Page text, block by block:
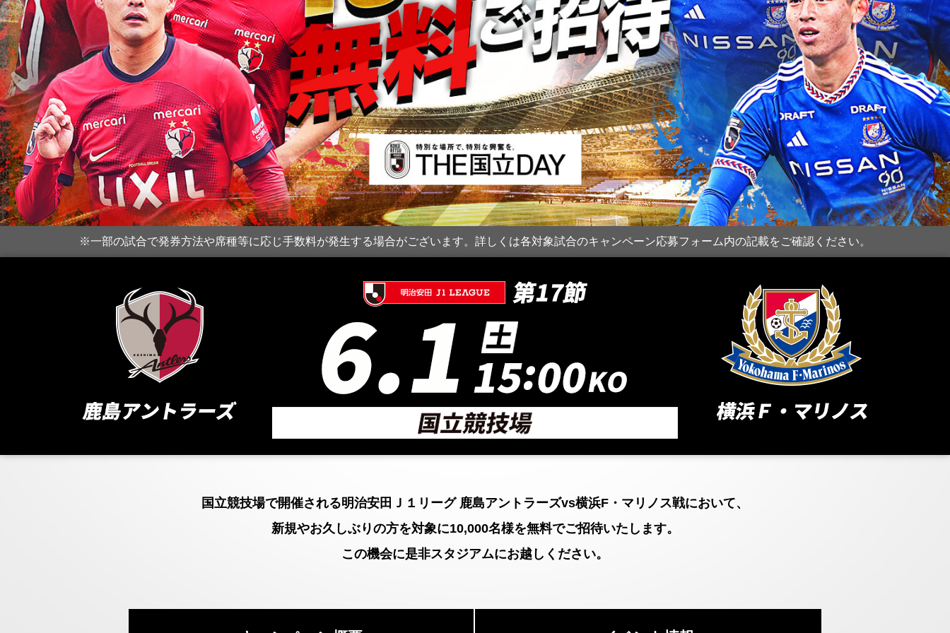
※一部の試合で発券方法や席種等に応じ手数料が発生する場合がございます。詳しくは各対象試合のキャンペーン応募フォーム内の記載をご確認ください。
国立競技場で開催される明治安田Ｊ１リーグ 鹿島アントラーズvs横浜F・マリノス戦において、
新規やお久しぶりの方を対象に10,000名様を無料でご招待いたします。
この機会に是非スタジアムにお越しください。